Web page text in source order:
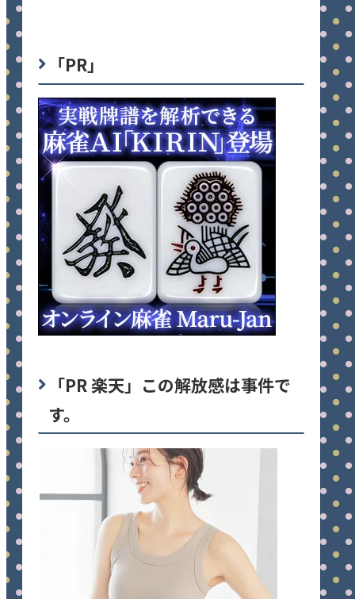
「PR」
「PR 楽天」この解放感は事件で
す。